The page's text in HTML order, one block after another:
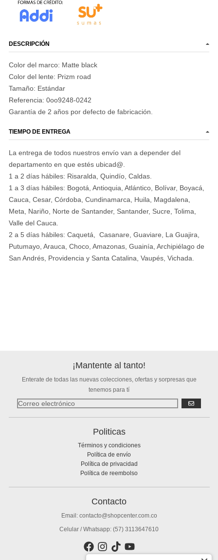
DESCRIPCIÓN
Color del marco: Matte black
Color del lente: Prizm road
Tamaño: Estándar
Referencia: 0oo9248-0242
Garantía de 2 años por defecto de fabricación.
TIEMPO DE ENTREGA
La entrega de todos nuestros envío van a depender del
departamento en que estés ubicad@.
1 a 2 días hábiles: Risaralda, Quindío, Caldas.
1 a 3 días hábiles: Bogotá, Antioquia, Atlántico, Bolívar, Boyacá,
Cauca, Cesar, Córdoba, Cundinamarca, Huila, Magdalena,
Meta, Nariño, Norte de Santander, Santander, Sucre, Tolima,
Valle del Cauca.
2 a 5 días hábiles: Caquetá, Casanare, Guaviare, La Guajira,
Putumayo, Arauca, Choco, Amazonas, Guainía, Archipiélago de
San Andrés, Providencia y Santa Catalina, Vaupés, Vichada.
¡Mantente al tanto!
Enterate de todas las nuevas colecciones, ofertas y sorpresas que
tenemos para tí
Politicas
Términos y condiciones
Política de envío
Política de privacidad
Política de reembolso
Contacto
Email: contacto@shopcenter.com.co
Celular / Whatsapp: (57) 3113647610